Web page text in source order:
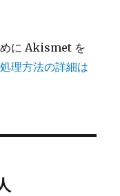
めに Akismet を
理方法の詳細は